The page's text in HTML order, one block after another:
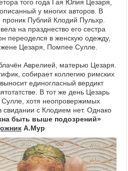
того года Гая Юлия Цезаря,
у многих авторов. В
Публий Клодий Пульхр.
на празднество его сестра
переоделся в женскую одежду,
жене Цезаря, Помпее Сулле.
Аврелией, матерью Цезаря.
собирает коллегию римских
единогласный вердикт
В тот же день Цезарь
хотя неопровержимых
свидании с Клодием нет. Однако
быть выше подозрений»
А.Мур